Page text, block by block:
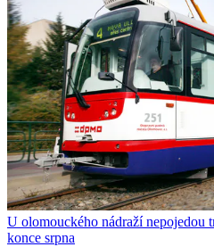
U olomouckého nádraží nepojedou
konce srpna